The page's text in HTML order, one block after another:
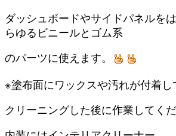
ダッシュボードやサイドパネルを
らゆるビニールとゴム系
のパーツに使えます。
※塗布面にワックスや汚れが付着し
クリーニングした後に作業してくだ